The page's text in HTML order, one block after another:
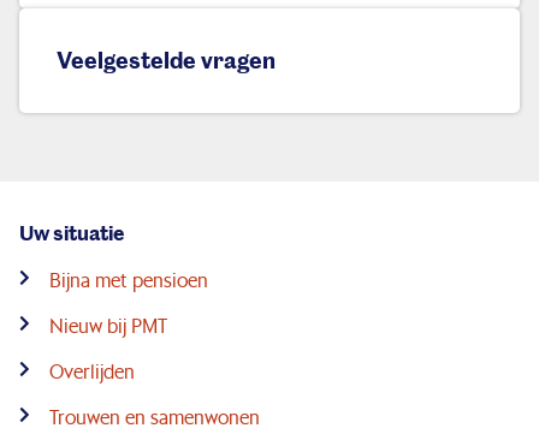
Veelgestelde vragen
Uw situatie
Bijna met pensioen
Nieuw bij PMT
Overlijden
Trouwen en samenwonen